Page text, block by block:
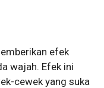
efek
wajah. Efek ini
cewek yang suka